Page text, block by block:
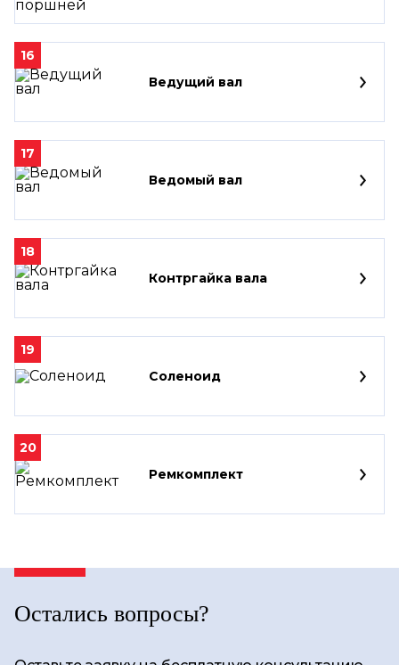
16
Ведущий вал
17
Ведомый вал
18
Контргайка вала
19
Соленоид
20
Ремкомплект
Остались вопросы?